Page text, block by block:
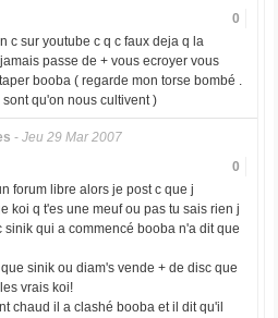
0
c sur youtube c q c faux deja q la
passe de + vous ecroyer vous
booba ( regarde mon torse bombé .
qu'on nous cultivent )
- Jeu 29 Mar 2007
0
forum libre alors je post c que j
koi q t'es une meuf ou pas tu sais rien j
sinik qui a commencé booba n'a dit que
sinik ou diam's vende + de disc que
vrais koi!
chaud il a clashé booba et il dit qu'il